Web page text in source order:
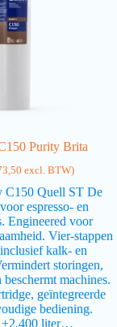
Purity Brita
excl. BTW)
C150 Quell ST De
espresso- en
Engineered voor
Vier‑stappen
kalk- en
storingen,
beschermt machines.
geïntegreerde
bediening.
±2.400 liter…